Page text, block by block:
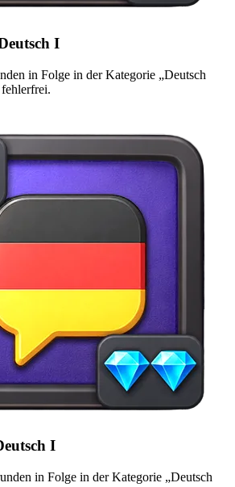
I
in Folge in der Kategorie „Deutsch
I
in Folge in der Kategorie „Deutsch